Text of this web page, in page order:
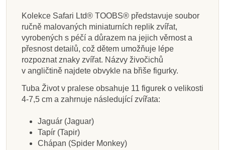
Skladem
Safari Ltd. Tuba -
Stavby světa
400 Kč444 Kč
Přidat do košíku
Skladem
Safari Ltd. Žraloci
1 049 Kč
Skladem
Safari Ltd. Tuba -
Starověký Egypt
400 Kč444 Kč
Přidat do košíku
Na dotaz
Safari Ltd. Statek (5
ks)
692 Kč
Skladem
Safari Ltd. Tuba - Na
silnici
400 Kč444 Kč
Přidat do košíku
Skladem
Safari Ltd. Tuba -
Pacifik
400 Kč
Skladem
Safari Ltd. Divočina -
Good Luck Minis
Funpack
187 Kč208 Kč
Přidat do košíku
Skladem
Safari Ltd. Zvířata ze
ZOO (5 ks)
1 250 Kč
Kolekce Safari Ltd® TOOBS® představuje soubor
ručně malovaných miniaturních replik zvířat,
vyrobených s péčí a důrazem na jejich věrnost a
přesnost detailů, což dětem umožňuje lépe
rozpoznat znaky zvířat. Názvy živočichů
v angličtině najdete obvykle na břiše figurky.
Tuba Život v pralese obsahuje 11 figurek o velikosti
4-7,5 cm a zahrnuje následující zvířata:
Jaguár (Jaguar)
Tapír (Tapir)
Chápan (Spider Monkey)